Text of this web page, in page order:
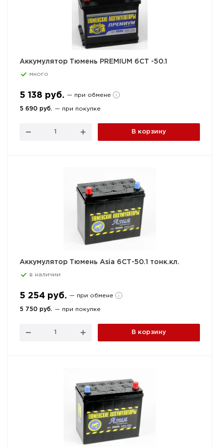
Аккумулятор Тюмень PREMIUM 6СТ -50.1
много
5 138 руб. — при обмене
5 690 руб. — при покупке
В корзину
Аккумулятор Тюмень Asia 6СТ-50.1 тонк.кл.
в наличии
5 254 руб. — при обмене
5 750 руб. — при покупке
В корзину